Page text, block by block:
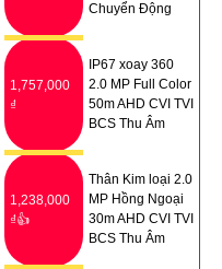
Chuyển Động
1,757,000
₫
IP67 xoay 360
2.0 MP Full Color
50m AHD CVI TVI
BCS Thu Âm
1,238,000
₫👍
Thân Kim loại 2.0
MP Hồng Ngoại
30m AHD CVI TVI
BCS Thu Âm